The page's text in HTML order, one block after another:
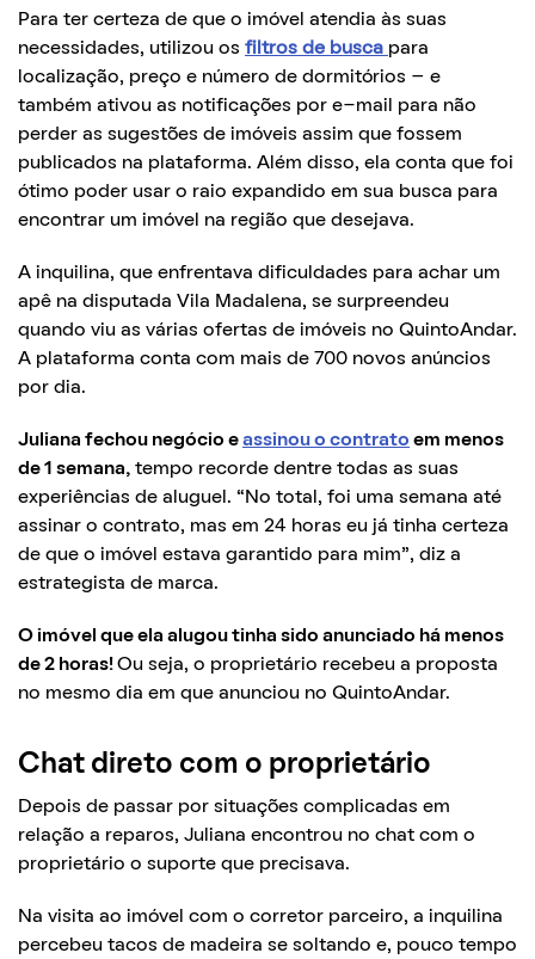
Para ter certeza de que o imóvel atendia às suas
necessidades, utilizou os filtros de busca para
localização, preço e número de dormitórios – e
também ativou as notificações por e-mail para não
perder as sugestões de imóveis assim que fossem
publicados na plataforma. Além disso, ela conta que foi
ótimo poder usar o raio expandido em sua busca para
encontrar um imóvel na região que desejava.
A inquilina, que enfrentava dificuldades para achar um
apê na disputada Vila Madalena, se surpreendeu
quando viu as várias ofertas de imóveis no QuintoAndar.
A plataforma conta com mais de 700 novos anúncios
por dia.
Juliana fechou negócio e assinou o contrato em menos
de 1 semana, tempo recorde dentre todas as suas
experiências de aluguel. “No total, foi uma semana até
assinar o contrato, mas em 24 horas eu já tinha certeza
de que o imóvel estava garantido para mim”, diz a
estrategista de marca.
O imóvel que ela alugou tinha sido anunciado há menos
de 2 horas! Ou seja, o proprietário recebeu a proposta
no mesmo dia em que anunciou no QuintoAndar.
Chat direto com o proprietário
Depois de passar por situações complicadas em
relação a reparos, Juliana encontrou no chat com o
proprietário o suporte que precisava.
Na visita ao imóvel com o corretor parceiro, a inquilina
percebeu tacos de madeira se soltando e, pouco tempo